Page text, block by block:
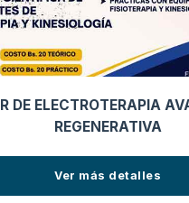
DE ELECTROTERAPIA
REGENERATIVA
Ver más detalles